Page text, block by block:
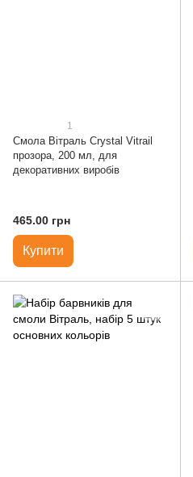
1
Смола Вітраль Crystal Vitrail
прозора, 200 мл, для
декоративних виробів
465.00 грн
Купити